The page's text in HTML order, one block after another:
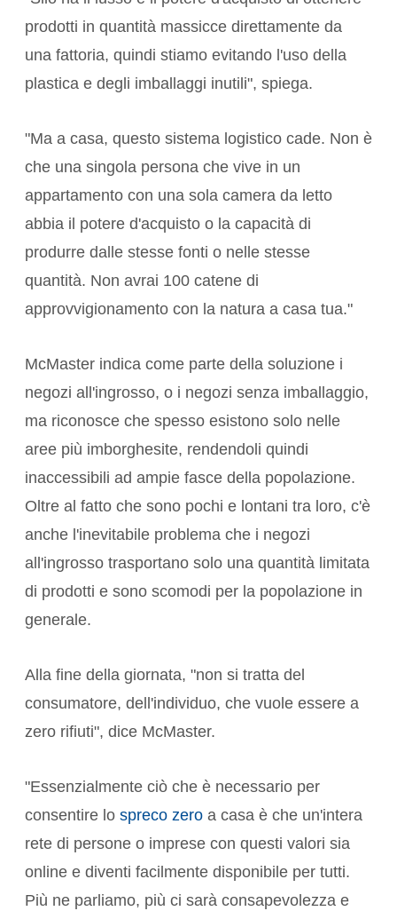
prodotti in quantità massicce direttamente da
una fattoria, quindi stiamo evitando l'uso della
plastica e degli imballaggi inutili", spiega.
"Ma a casa, questo sistema logistico cade. Non è
che una singola persona che vive in un
appartamento con una sola camera da letto
abbia il potere d'acquisto o la capacità di
produrre dalle stesse fonti o nelle stesse
quantità. Non avrai 100 catene di
approvvigionamento con la natura a casa tua."
McMaster indica come parte della soluzione i
negozi all'ingrosso, o i negozi senza imballaggio,
ma riconosce che spesso esistono solo nelle
aree più imborghesite, rendendoli quindi
inaccessibili ad ampie fasce della popolazione.
Oltre al fatto che sono pochi e lontani tra loro, c'è
anche l'inevitabile problema che i negozi
all'ingrosso trasportano solo una quantità limitata
di prodotti e sono scomodi per la popolazione in
generale.
Alla fine della giornata, "non si tratta del
consumatore, dell'individuo, che vuole essere a
zero rifiuti", dice McMaster.
"Essenzialmente ciò che è necessario per
consentire lo spreco zero a casa è che un'intera
rete di persone o imprese con questi valori sia
online e diventi facilmente disponibile per tutti.
Più ne parliamo, più ci sarà consapevolezza e